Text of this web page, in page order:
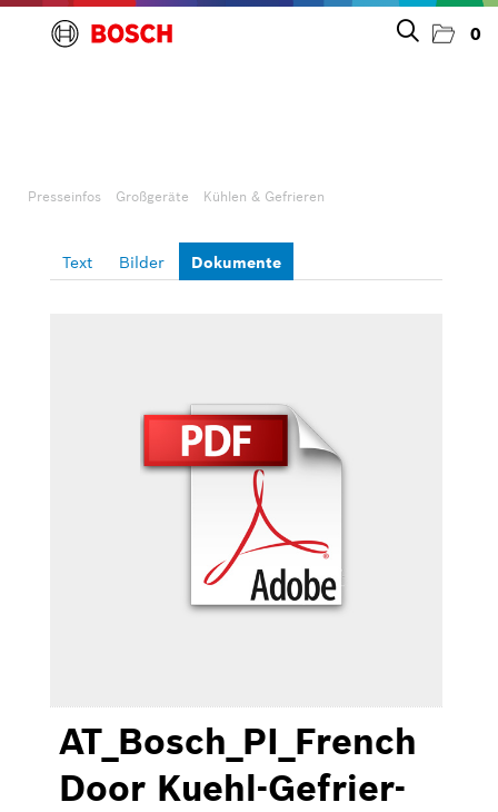
0
Presseinfos Großgeräte Kühlen & Gefrieren
Text Bilder Dokumente
AT_Bosch_PI_French
Door Kuehl-Gefrier-